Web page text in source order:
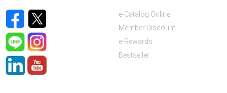
e-Catalog Online
Member Discount
e-Rewards
Bestseller